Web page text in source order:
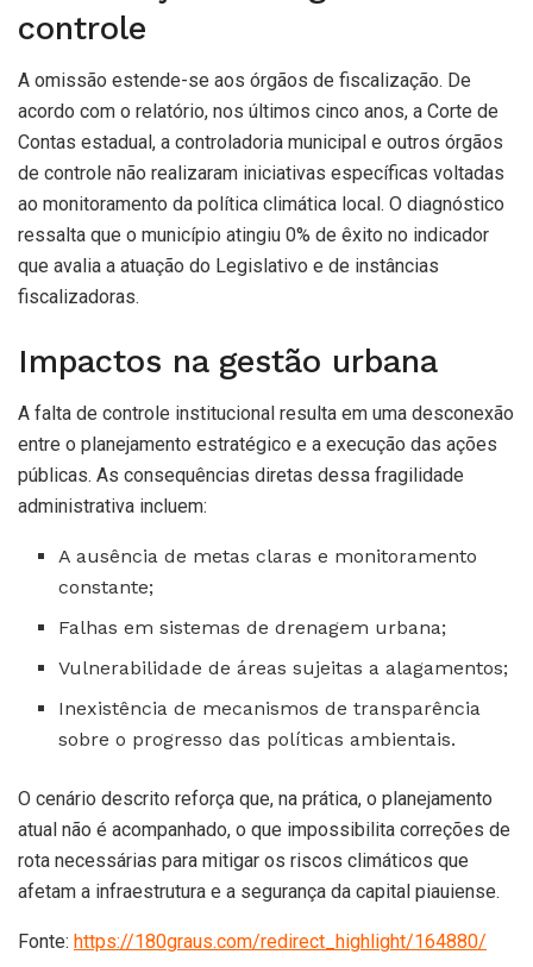
controle
A omissão estende-se aos órgãos de fiscalização. De
acordo com o relatório, nos últimos cinco anos, a Corte de
Contas estadual, a controladoria municipal e outros órgãos
de controle não realizaram iniciativas específicas voltadas
ao monitoramento da política climática local. O diagnóstico
ressalta que o município atingiu 0% de êxito no indicador
que avalia a atuação do Legislativo e de instâncias
fiscalizadoras.
Impactos na gestão urbana
A falta de controle institucional resulta em uma desconexão
entre o planejamento estratégico e a execução das ações
públicas. As consequências diretas dessa fragilidade
administrativa incluem:
A ausência de metas claras e monitoramento
constante;
Falhas em sistemas de drenagem urbana;
Vulnerabilidade de áreas sujeitas a alagamentos;
Inexistência de mecanismos de transparência
sobre o progresso das políticas ambientais.
O cenário descrito reforça que, na prática, o planejamento
atual não é acompanhado, o que impossibilita correções de
rota necessárias para mitigar os riscos climáticos que
afetam a infraestrutura e a segurança da capital piauiense.
Fonte: https://180graus.com/redirect_highlight/164880/